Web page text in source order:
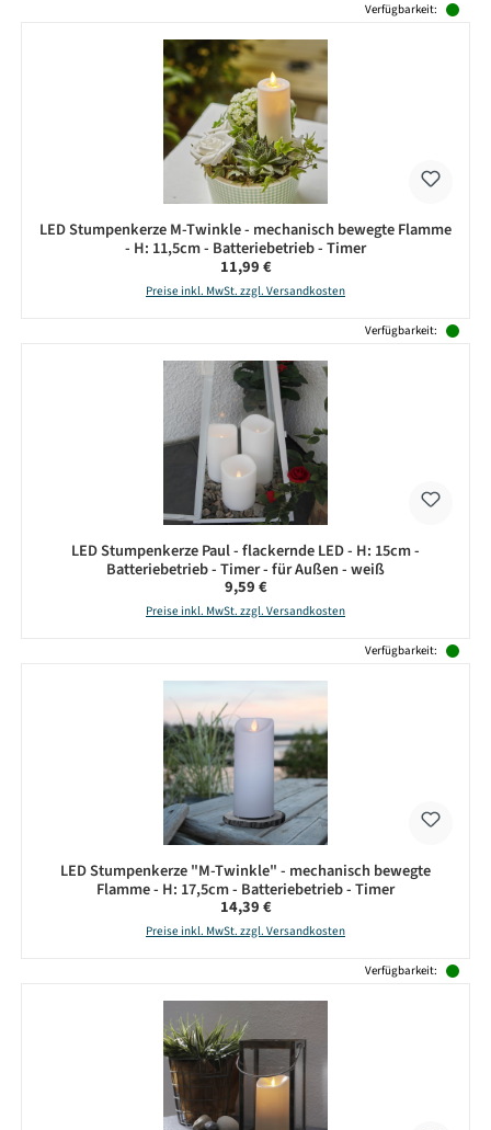
Verfügbarkeit:
LED Stumpenkerze M-Twinkle - mechanisch bewegte Flamme
- H: 11,5cm - Batteriebetrieb - Timer
Regulärer Preis:
11,99 €
Preise inkl. MwSt. zzgl. Versandkosten
Verfügbarkeit:
LED Stumpenkerze Paul - flackernde LED - H: 15cm -
Batteriebetrieb - Timer - für Außen - weiß
Regulärer Preis:
9,59 €
Preise inkl. MwSt. zzgl. Versandkosten
Verfügbarkeit:
LED Stumpenkerze "M-Twinkle" - mechanisch bewegte
Flamme - H: 17,5cm - Batteriebetrieb - Timer
Regulärer Preis:
14,39 €
Preise inkl. MwSt. zzgl. Versandkosten
Verfügbarkeit: